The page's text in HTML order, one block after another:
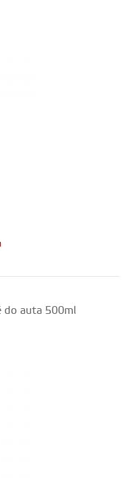
do auta 500ml